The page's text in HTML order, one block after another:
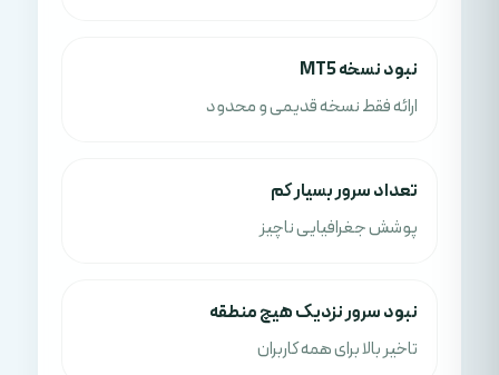
نبود نسخه MT5
ارائه فقط نسخه قدیمی و محدود
تعداد سرور بسیار کم
پوشش جغرافیایی ناچیز
نبود سرور نزدیک هیچ منطقه
تاخیر بالا برای همه کاربران